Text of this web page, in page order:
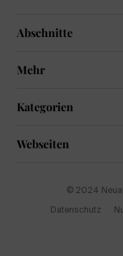
Abschnitte
Mehr
Kategorien
Webseiten
© 2024
Datenschutz